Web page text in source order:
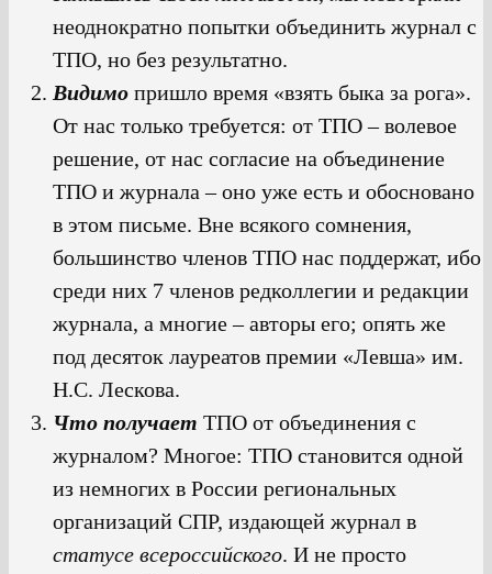
неоднократно попытки объединить журнал с
ТПО, но без результатно.
Видимо пришло время «взять быка за рога».
От нас только требуется: от ТПО – волевое
решение, от нас согласие на объединение
ТПО и журнала – оно уже есть и обосновано
в этом письме. Вне всякого сомнения,
большинство членов ТПО нас поддержат, ибо
среди них 7 членов редколлегии и редакции
журнала, а многие – авторы его; опять же
под десяток лауреатов премии «Левша» им.
Н.С. Лескова.
Что получает ТПО от объединения с
журналом? Многое: ТПО становится одной
из немногих в России региональных
организаций СПР, издающей журнал в
статусе всероссийского. И не просто